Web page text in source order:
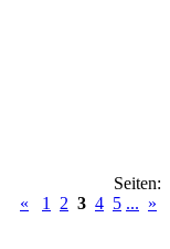
Seiten:
«
1 2 3 4 5 ... »